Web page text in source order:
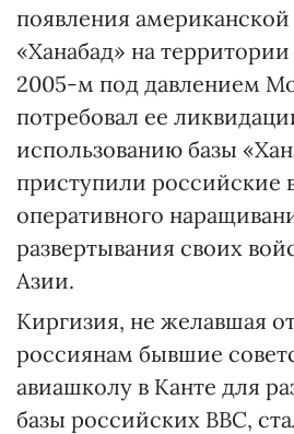
появления
«Ханабад» на
2005-м под давлением
потребовал ее
использованию базы
приступили российские
оперативного
развертывания своих
Азии.
Киргизия, не желавшая
россиянам бывшие
авиашколу в Канте для
базы российских ВВС,